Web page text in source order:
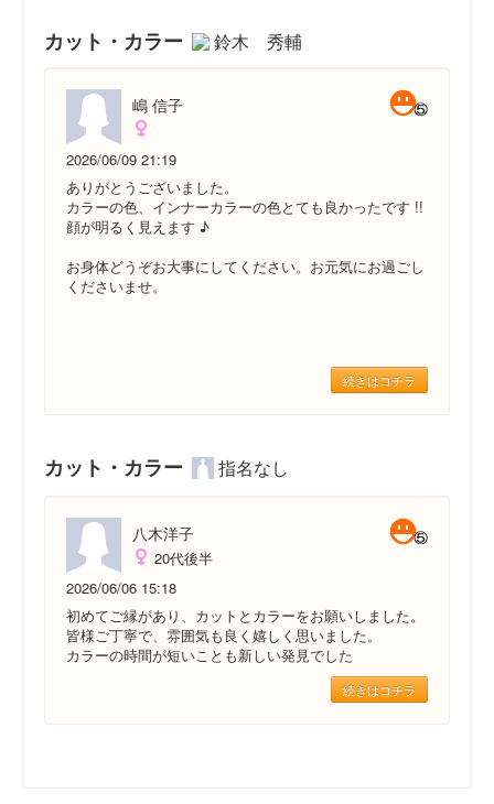
カット・カラー 鈴木 秀輔
嶋 信子
2026/06/09 21:19
ありがとうございました。
カラーの色、インナーカラーの色とても良かったです !!
顔が明るく見えます ♪
お身体どうぞお大事にしてください。お元気にお過ごし
くださいませ。
続きはコチラ
カット・カラー 指名なし
八木洋子
20代後半
2026/06/06 15:18
初めてご縁があり、カットとカラーをお願いしました。
皆様ご丁寧で、雰囲気も良く嬉しく思いました。
カラーの時間が短いことも新しい発見でした
続きはコチラ